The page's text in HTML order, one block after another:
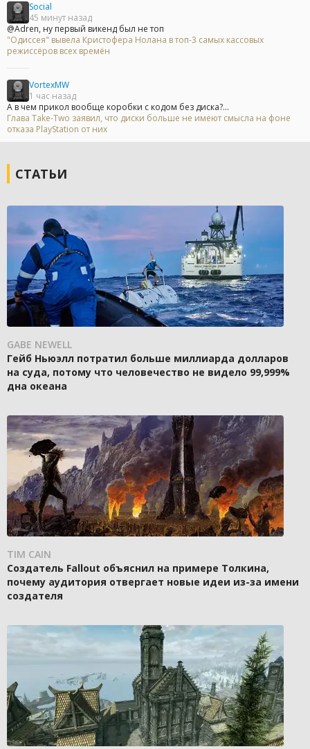
Social
45 минут назад
@Adren, ну первый викенд был не топ
"Одиссея" вывела Кристофера Нолана в топ-3 самых кассовых
режиссёров всех времён
VortexMW
1 час назад
А в чем прикол вообще коробки с кодом без диска?...
Глава Take-Two заявил, что диски больше не имеют смысла на фоне
отказа PlayStation от них
СТАТЬИ
GABE NEWELL
Гейб Ньюэлл потратил больше миллиарда долларов
на суда, потому что человечество не видело 99,999%
дна океана
TIM CAIN
Создатель Fallout объяснил на примере Толкина,
почему аудитория отвергает новые идеи из-за имени
создателя